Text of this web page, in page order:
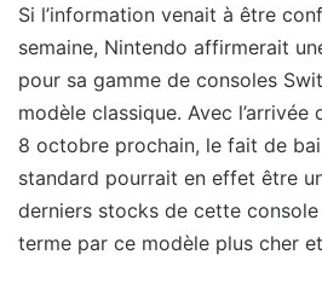
Si l’information venait à être
semaine, Nintendo affirmerait
pour sa gamme de consoles
modèle classique. Avec l’arrivée
8 octobre prochain, le fait de
standard pourrait en effet être
derniers stocks de cette
terme par ce modèle plus cher